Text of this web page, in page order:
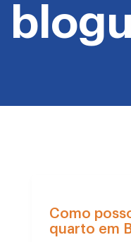
Como
quarto em